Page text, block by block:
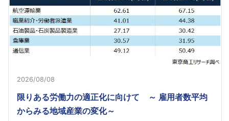
2026/08/08
限りある労働力の適正化に向けて ～ 雇用者数平均
からみる地域産業の変化～